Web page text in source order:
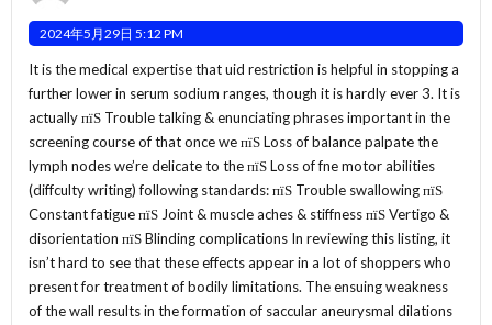
2024年5月29日 5:12 PM
It is the medical expertise that uid restriction is helpful in stopping a
further lower in serum sodium ranges, though it is hardly ever 3. It is
actually пїЅ Trouble talking & enunciating phrases important in the
screening course of that once we пїЅ Loss of balance palpate the
lymph nodes we’re delicate to the пїЅ Loss of fne motor abilities
(diffculty writing) following standards: пїЅ Trouble swallowing пїЅ
Constant fatigue пїЅ Joint & muscle aches & stiffness пїЅ Vertigo &
disorientation пїЅ Blinding complications In reviewing this listing, it
isn’t hard to see that these effects appear in a lot of shoppers who
present for treatment of bodily limitations. The ensuing weakness
of the wall results in the formation of saccular aneurysmal dilations